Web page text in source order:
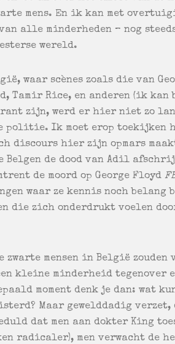
mens. En ik kan met
alle minderheden – nog
wereld.
scènes zoals die van
Tamir Rice, en anderen (ik
zijn, werd er hier niet zo
politie. Ik moet erop toekijken
discours hier zijn opmars
Belgen de dood van Adil
de moord op George Floyd
waar ze kennis noch belang
die zich onderdrukt voelen
mensen in België
kleine minderheid tegenover
moment denk je dan: wat
Maar gewelddadig
dat men aan dokter King
radicaler), men verwacht de